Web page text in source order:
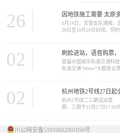
因地铁施工需要 太原
26
6月24日，交警支队通报，
28日至10月26日封闭。同
口将于6月28日至10月26
行，车辆可绕行胜利街、
—柴化路）将于6月26日至
段禁止一切车...
刷脸进站，语音购票
02
首届中国城市轨道交通科
轨道交通“Metro”大都会云
的好成绩。这个项目的
要报道的新闻，正与这个
杭州地铁2号线27日起
02
杭州2号线二三期试运营
期、三期于12月27日
川公网安备51010602001050号